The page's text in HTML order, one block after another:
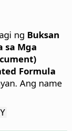
ng Buksan
sa Mga
Formula
Ang name